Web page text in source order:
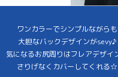
ワンカラーでシンプルながらも
大胆なバックデザインがsevy♪
気になるお尻周りはフレアデザイ
さりげなくカバーしてくれる☆